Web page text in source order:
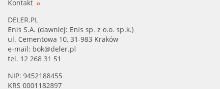
Kontakt
DELER.PL
Enis S.A. (dawniej: Enis sp. z o.o. sp.k.)
ul. Cementowa 10, 31-983 Kraków
e-mail: bok@deler.pl
tel. 12 268 31 51
NIP: 9452188455
KRS 0001182897